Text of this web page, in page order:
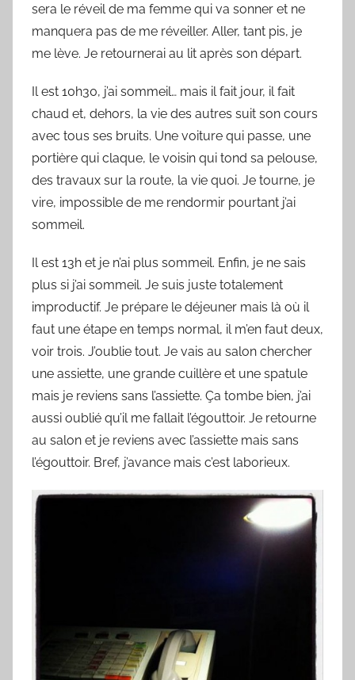
sera le réveil de ma femme qui va sonner et ne
manquera pas de me réveiller. Aller, tant pis, je
me lève. Je retournerai au lit après son départ.
Il est 10h30, j’ai sommeil… mais il fait jour, il fait
chaud et, dehors, la vie des autres suit son cours
avec tous ses bruits. Une voiture qui passe, une
portière qui claque, le voisin qui tond sa pelouse,
des travaux sur la route, la vie quoi. Je tourne, je
vire, impossible de me rendormir pourtant j’ai
sommeil.
Il est 13h et je n’ai plus sommeil. Enfin, je ne sais
plus si j’ai sommeil. Je suis juste totalement
improductif. Je prépare le déjeuner mais là où il
faut une étape en temps normal, il m’en faut deux,
voir trois. J’oublie tout. Je vais au salon chercher
une assiette, une grande cuillère et une spatule
mais je reviens sans l’assiette. Ça tombe bien, j’ai
aussi oublié qu’il me fallait l’égouttoir. Je retourne
au salon et je reviens avec l’assiette mais sans
l’égouttoir. Bref, j’avance mais c’est laborieux.